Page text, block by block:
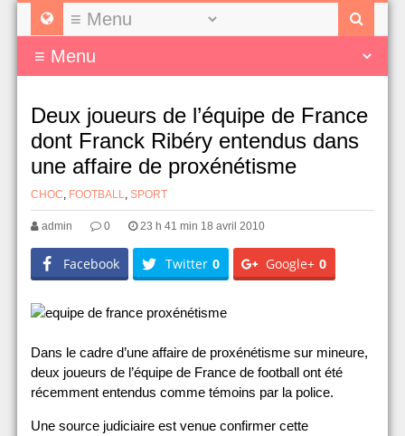
Deux joueurs de l’équipe de France
dont Franck Ribéry entendus dans
une affaire de proxénétisme
CHOC, FOOTBALL, SPORT
admin 0 23 h 41 min 18 avril 2010
Facebook Twitter 0 Google+ 0
Dans le cadre d’une affaire de proxénétisme sur mineure,
deux joueurs de l’équipe de France de football ont été
récemment entendus comme témoins par la police.
Une source judiciaire est venue confirmer cette